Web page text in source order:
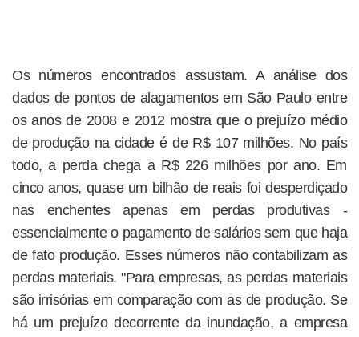
Os números encontrados assustam. A análise dos
dados de pontos de alagamentos em São Paulo entre
os anos de 2008 e 2012 mostra que o prejuízo médio
de produção na cidade é de R$ 107 milhões. No país
todo, a perda chega a R$ 226 milhões por ano. Em
cinco anos, quase um bilhão de reais foi desperdiçado
nas enchentes apenas em perdas produtivas -
essencialmente o pagamento de salários sem que haja
de fato produção. Esses números não contabilizam as
perdas materiais. "Para empresas, as perdas materiais
são irrisórias em comparação com as de produção. Se
há um prejuízo decorrente da inundação, a empresa